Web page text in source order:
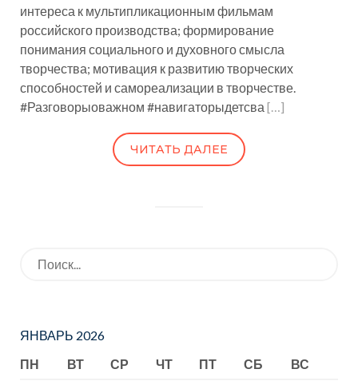
интереса к мультипликационным фильмам
российского производства; формирование
понимания социального и духовного смысла
творчества; мотивация к развитию творческих
способностей и самореализации в творчестве.
#Разговорыоважном #навигаторыдетсва […]
ЧИТАТЬ ДАЛЕЕ
ЯНВАРЬ 2026
ПН
ВТ СР ЧТ ПТ СБ
ВС